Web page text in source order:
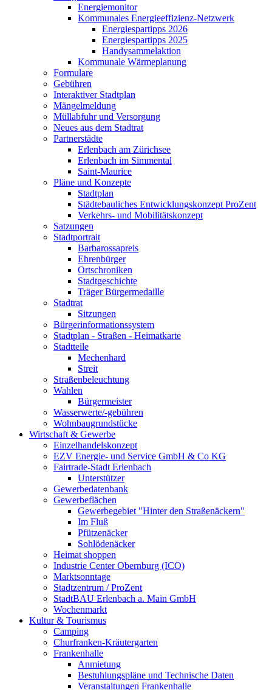
Energiemonitor
Kommunales Energieeffizienz-Netzwerk
Energiespartipps 2026
Energiespartipps 2025
Handysammelaktion
Kommunale Wärmeplanung
Formulare
Gebühren
Interaktiver Stadtplan
Mängelmeldung
Müllabfuhr und Versorgung
Neues aus dem Stadtrat
Partnerstädte
Erlenbach am Zürichsee
Erlenbach im Simmental
Saint-Maurice
Pläne und Konzepte
Stadtplan
Städtebauliches Entwicklungskonzept ProZent
Verkehrs- und Mobilitätskonzept
Satzungen
Stadtportrait
Barbarossapreis
Ehrenbürger
Ortschroniken
Stadtgeschichte
Träger Bürgermedaille
Stadtrat
Sitzungen
Bürgerinformationssystem
Stadtplan - Straßen - Heimatkarte
Stadtteile
Mechenhard
Streit
Straßenbeleuchtung
Wahlen
Bürgermeister
Wasserwerte/-gebühren
Wohnbaugrundstücke
Wirtschaft & Gewerbe
Einzelhandelskonzept
EZV Energie- und Service GmbH & Co KG
Fairtrade-Stadt Erlenbach
Unterstützer
Gewerbedatenbank
Gewerbeflächen
Gewerbegebiet "Hinter den Straßenäckern"
Im Fluß
Pfützenäcker
Sohlödenäcker
Heimat shoppen
Industrie Center Obernburg (ICO)
Marktsonntage
Stadtzentrum / ProZent
StadtBAU Erlenbach a. Main GmbH
Wochenmarkt
Kultur & Tourismus
Camping
Churfranken-Kräutergarten
Frankenhalle
Anmietung
Bestuhlungspläne und Technische Daten
Veranstaltungen Frankenhalle